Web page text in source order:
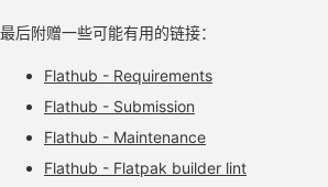
最后附赠一些可能有用的链接：
Flathub - Requirements
Flathub - Submission
Flathub - Maintenance
Flathub - Flatpak builder lint